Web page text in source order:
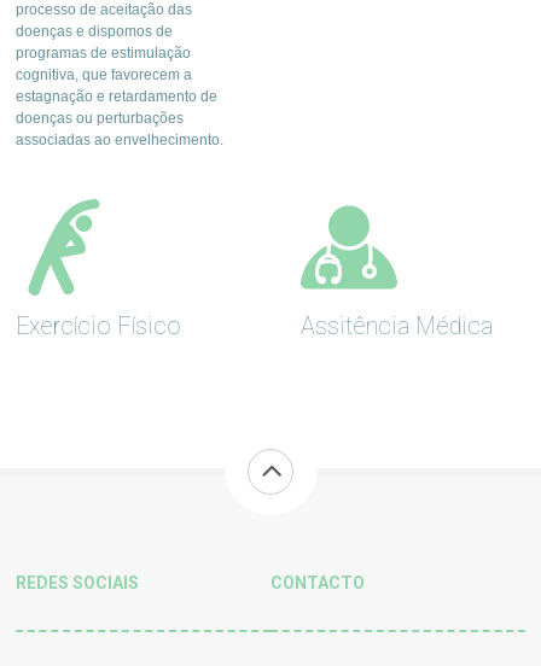
processo de aceitação das
doenças e dispomos de
programas de estimulação
cognitiva, que favorecem a
estagnação e retardamento de
doenças ou perturbações
associadas ao envelhecimento.
Exercício Físico Assitência Médica
REDES SOCIAIS CONTACTO